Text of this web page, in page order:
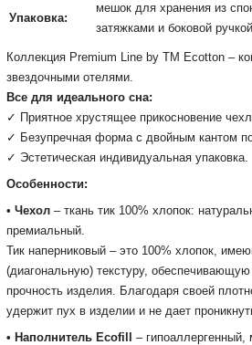
Упаковка:
мешок для хранения из
затяжками и боковой ручкой
Коллекция Premium Line by TM Ecotton –
звездочными отелями.
Все для идеального сна:
✓ Приятное хрустящее прикосновение
✓ Безупречная форма с двойным кантом
✓ Эстетическая индивидуальная упаковка.
Особенности:
• Чехол– ткань тик 100% хлопок:
премиальный.
Тик наперниковый – это 100% хлопок,
(диагональную) текстуру,
прочность изделия. Благодаря своей
удержит пух в изделии и не дает
• Наполнитель Ecofill
– гипоаллергенный,